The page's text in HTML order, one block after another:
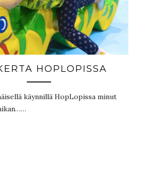
HOPLOPISSA
käynnillä HopLopissa minut